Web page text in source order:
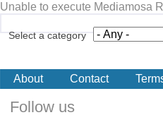
Unable to execute Mediamosa
Select a category
About Contact
Follow us